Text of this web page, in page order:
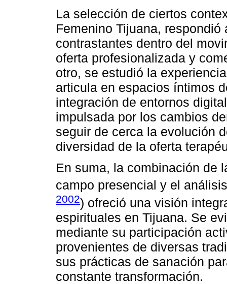
La selección de ciertos
Femenino Tijuana,
contrastantes dentro del
oferta profesionalizada y
otro, se estudió la
articula en espacios íntimos
integración de entornos
impulsada por los cambios
seguir de cerca la evolución
diversidad de la oferta
En suma, la combinación de
campo presencial y el
2002) ofreció una visión
espirituales en Tijuana. Se
mediante su participación
provenientes de diversas
sus prácticas de sanación
constante transformación.